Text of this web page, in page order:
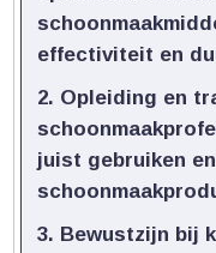
effectiviteit en
Opleiding en
juist gebruiken
Bewustzijn bij